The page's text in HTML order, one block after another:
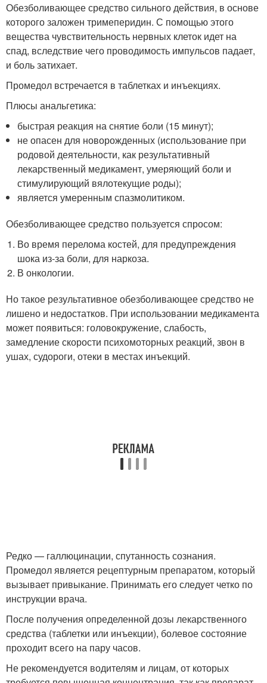
Обезболивающее средство сильного действия, в основе
которого заложен тримеперидин. С помощью этого
вещества чувствительность нервных клеток идет на
спад, вследствие чего проводимость импульсов падает,
и боль затихает.
Промедол встречается в таблетках и инъекциях.
Плюсы анальгетика:
быстрая реакция на снятие боли (15 минут);
не опасен для новорожденных (использование при
родовой деятельности, как результативный
лекарственный медикамент, умеряющий боли и
стимулирующий вялотекущие роды);
является умеренным спазмолитиком.
Обезболивающее средство пользуется спросом:
Во время перелома костей, для предупреждения
шока из-за боли, для наркоза.
В онкологии.
Но такое результативное обезболивающее средство не
лишено и недостатков. При использовании медикамента
может появиться: головокружение, слабость,
замедление скорости психомоторных реакций, звон в
ушах, судороги, отеки в местах инъекций.
Редко — галлюцинации, спутанность сознания.
Промедол является рецептурным препаратом, который
вызывает привыкание. Принимать его следует четко по
инструкции врача.
После получения определенной дозы лекарственного
средства (таблетки или инъекции), болевое состояние
проходит всего на пару часов.
Не рекомендуется водителям и лицам, от которых